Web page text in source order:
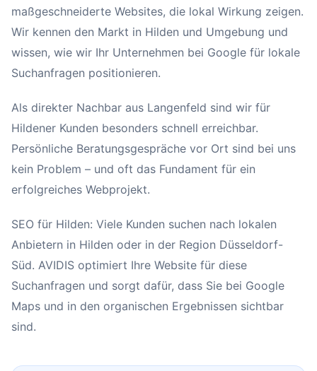
maßgeschneiderte Websites, die lokal Wirkung zeigen.
Wir kennen den Markt in Hilden und Umgebung und
wissen, wie wir Ihr Unternehmen bei Google für lokale
Suchanfragen positionieren.
Als direkter Nachbar aus Langenfeld sind wir für
Hildener Kunden besonders schnell erreichbar.
Persönliche Beratungsgespräche vor Ort sind bei uns
kein Problem – und oft das Fundament für ein
erfolgreiches Webprojekt.
SEO für Hilden: Viele Kunden suchen nach lokalen
Anbietern in Hilden oder in der Region Düsseldorf-
Süd. AVIDIS optimiert Ihre Website für diese
Suchanfragen und sorgt dafür, dass Sie bei Google
Maps und in den organischen Ergebnissen sichtbar
sind.